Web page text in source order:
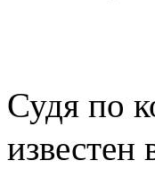
Судя по
известен